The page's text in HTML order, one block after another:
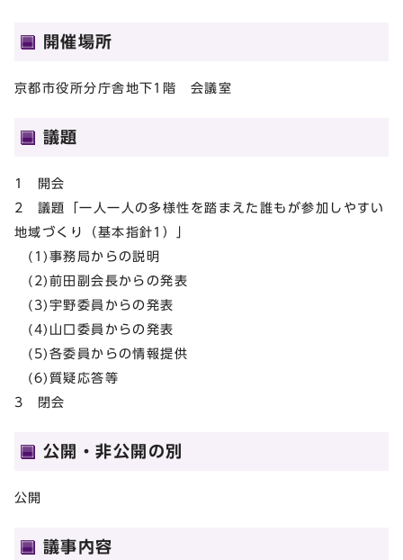
開催場所
京都市役所分庁舎地下1階 会議室
議題
1 開会
2 議題「一人一人の多様性を踏まえた誰もが参加しやすい
地域づくり（基本指針1）」
(1)事務局からの説明
(2)前田副会長からの発表
(3)宇野委員からの発表
(4)山口委員からの発表
(5)各委員からの情報提供
(6)質疑応答等
3 閉会
公開・非公開の別
公開
議事内容